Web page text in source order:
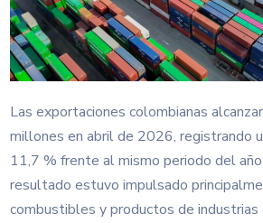
Las exportaciones colombianas
millones en abril de 2026, registrando
11,7 % frente al mismo periodo del
resultado estuvo impulsado
combustibles y productos de industrias